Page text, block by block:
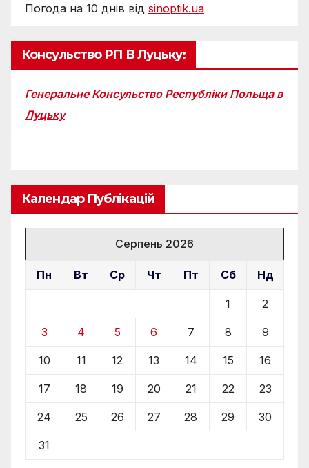
Погода на 10 днів від sinoptik.ua
Консульство РП В Луцьку:
Генеральне Консульство Республіки Польща в
Луцьку
Календар Публікацій
Серпень 2026
Пн Вт Ср Чт Пт Сб Нд
1 2
3 4 5 6 7 8 9
10 11 12 13 14 15 16
17 18 19 20 21 22 23
24 25 26 27 28 29 30
31